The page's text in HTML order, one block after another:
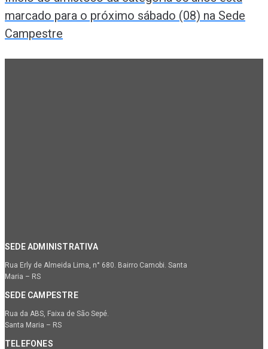
marcado para o próximo sábado (08) na Sede
Campestre
SEDE ADMINISTRATIVA
Rua Erly de Almeida Lima, n° 680. Bairro Camobi. Santa
Maria – RS
SEDE CAMPESTRE
Rua da ABS, Faixa de São Sepé.
Santa Maria – RS
TELEFONES